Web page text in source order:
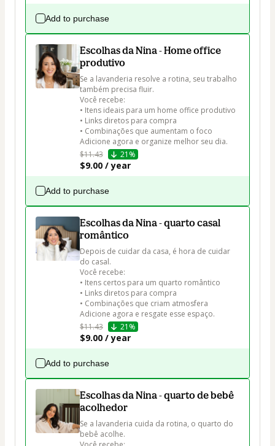
Add to purchase
Escolhas da Nina - Home office
produtivo
Se a lavanderia resolve a rotina, seu trabalho
também precisa fluir.
Você recebe:
• Itens ideais para um home office produtivo
• Links diretos para compra
• Combinações que aumentam o foco
Adicione agora e organize melhor seu dia.
$11.43
21%
$9.00 / year
Add to purchase
Escolhas da Nina - quarto casal
romântico
Depois de cuidar da casa, é hora de cuidar
do casal.
Você recebe:
• Itens certos para um quarto romântico
• Links diretos para compra
• Combinações que criam atmosfera
Adicione agora e resgate esse espaço.
$11.43
21%
$9.00 / year
Add to purchase
Escolhas da Nina - quarto de bebê
acolhedor
Se a lavanderia cuida da rotina, o quarto do
bebê acolhe.